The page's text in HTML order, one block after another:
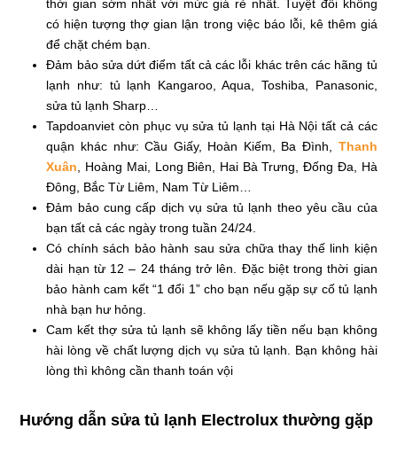
thời gian sớm nhất với mức giá rẻ nhất. Tuyệt đối không
có hiện tượng thợ gian lận trong việc báo lỗi, kê thêm giá
để chặt chém bạn.
Đảm bảo sửa dứt điểm tất cả các lỗi khác trên các hãng tủ
lạnh như: tủ lạnh Kangaroo, Aqua, Toshiba, Panasonic,
sửa tủ lạnh Sharp…
Tapdoanviet còn phục vụ sửa tủ lạnh tại Hà Nội tất cả các
quận khác như: Cầu Giấy, Hoàn Kiếm, Ba Đình, Thanh
Xuân, Hoàng Mai, Long Biên, Hai Bà Trưng, Đống Đa, Hà
Đông, Bắc Từ Liêm, Nam Từ Liêm…
Đảm bảo cung cấp dịch vụ sửa tủ lạnh theo yêu cầu của
bạn tất cả các ngày trong tuần 24/24.
Có chính sách bảo hành sau sửa chữa thay thế linh kiện
dài hạn từ 12 – 24 tháng trở lên. Đặc biệt trong thời gian
bảo hành cam kết “1 đổi 1” cho bạn nếu gặp sự cố tủ lạnh
nhà bạn hư hỏng.
Cam kết thợ sửa tủ lạnh sẽ không lấy tiền nếu bạn không
hài lòng về chất lượng dịch vụ sửa tủ lạnh. Bạn không hài
lòng thì không cần thanh toán vội
Hướng dẫn sửa tủ lạnh Electrolux thường gặp